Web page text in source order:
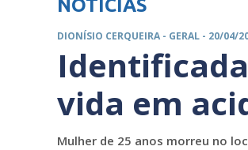
NOTÍCIAS
DIONÍSIO CERQUEIRA - GERAL - 20/04/
vida em
Mulher de 25 anos morreu no